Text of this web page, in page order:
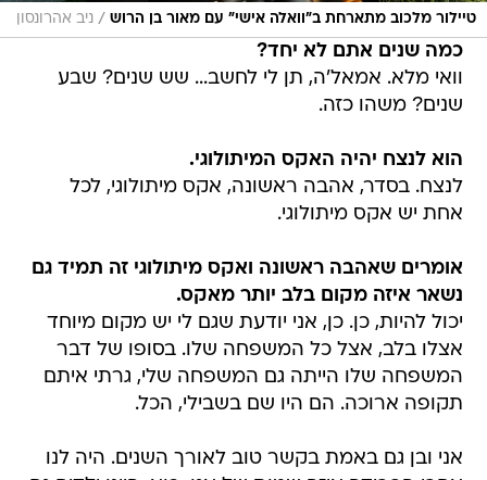
טיילור מלכוב מתארחת ב"וואלה אישי" עם מאור בן הרוש / ניב אהרונסון
כמה שנים אתם לא יחד?
וואי מלא. אמאל'ה, תן לי לחשב... שש שנים? שבע
שנים? משהו כזה.
הוא לנצח יהיה האקס המיתולוגי.
לנצח. בסדר, אהבה ראשונה, אקס מיתולוגי, לכל
אחת יש אקס מיתולוגי.
אומרים שאהבה ראשונה ואקס מיתולוגי זה תמיד גם
נשאר איזה מקום בלב יותר מאקס.
יכול להיות, כן. כן, אני יודעת שגם לי יש מקום מיוחד
אצלו בלב, אצל כל המשפחה שלו. בסופו של דבר
המשפחה שלו הייתה גם המשפחה שלי, גרתי איתם
תקופה ארוכה. הם היו שם בשבילי, הכל.
אני ובן גם באמת בקשר טוב לאורך השנים. היה לנו